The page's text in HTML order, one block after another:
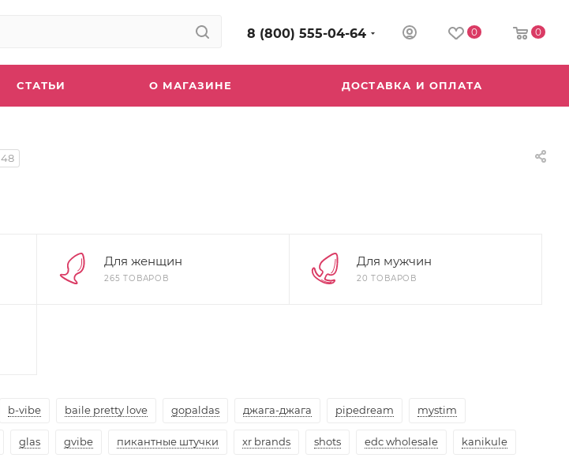
8 (800) 555-04-64 0 0
СТАТЬИ О МАГАЗИНЕ ДОСТАВКА И ОПЛАТА
48
Для женщин
265 ТОВАРОВ
Для мужчин
20 ТОВАРОВ
b-vibe baile pretty love gopaldas джага-джага pipedream mystim
glas gvibe пикантные штучки xr brands shots edc wholesale kanikule